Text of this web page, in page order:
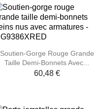
Soutien-Gorge Rouge Grande
Taille Demi-Bonnets Avec...
60,48 €